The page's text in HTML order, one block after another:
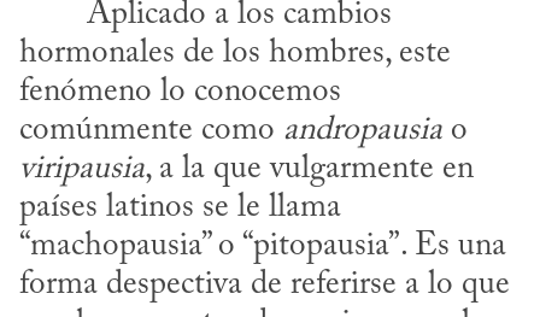
hormonales de los hombres, este
fenómeno lo conocemos
comúnmente como andropausia
viripausia, a la que vulgarmente en
países latinos se le llama
“machopausia” o “pitopausia”. Es una
forma despectiva de referirse a lo que